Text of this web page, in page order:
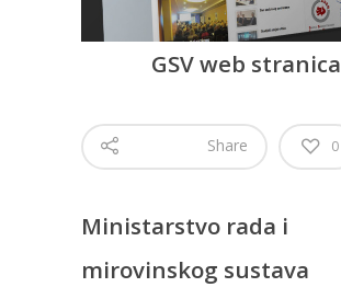
GSV web stranica
Share 0
Ministarstvo rada i
mirovinskog sustava